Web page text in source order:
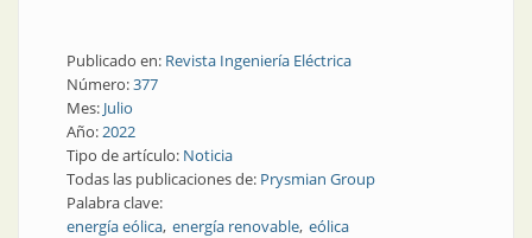
Publicado en: Revista Ingeniería Eléctrica
Número:377
Mes: Julio
Año:2022
Tipo de artículo: Noticia
Todas las publicaciones de: Prysmian Group
Palabra clave:
energía eólica energía renovable eólica